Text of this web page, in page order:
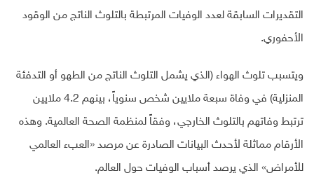
التقديرات السابقة لعدد الوفيات المرتبطة بالتلوث الناتج من الوقود
الأحفوري.
ويتسبب تلوث الهواء (الذي يشمل التلوث الناتج من الطهو أو التدفئة
المنزلية) في وفاة سبعة ملايين شخص سنوياً، بينهم 4.2 ملايين
ترتبط وفاتهم بالتلوث الخارجي، وفقاً لمنظمة الصحة العالمية. وهذه
الأرقام مماثلة لأحدث البيانات الصادرة عن مرصد «العبء العالمي
للأمراض» الذي يرصد أسباب الوفيات حول العالم.